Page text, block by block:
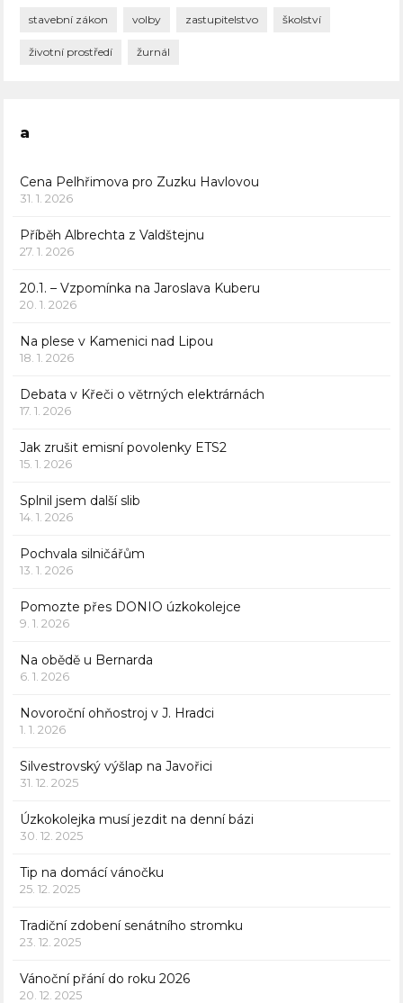
stavební zákon volby zastupitelstvo školství
životní prostředí žurnál
a
Cena Pelhřimova pro Zuzku Havlovou
31. 1. 2026
Příběh Albrechta z Valdštejnu
27. 1. 2026
20.1. – Vzpomínka na Jaroslava Kuberu
20. 1. 2026
Na plese v Kamenici nad Lipou
18. 1. 2026
Debata v Křeči o větrných elektrárnách
17. 1. 2026
Jak zrušit emisní povolenky ETS2
15. 1. 2026
Splnil jsem další slib
14. 1. 2026
Pochvala silničářům
13. 1. 2026
Pomozte přes DONIO úzkokolejce
9. 1. 2026
Na obědě u Bernarda
6. 1. 2026
Novoroční ohňostroj v J. Hradci
1. 1. 2026
Silvestrovský výšlap na Javořici
31. 12. 2025
Úzkokolejka musí jezdit na denní bázi
30. 12. 2025
Tip na domácí vánočku
25. 12. 2025
Tradiční zdobení senátního stromku
23. 12. 2025
Vánoční přání do roku 2026
20. 12. 2025